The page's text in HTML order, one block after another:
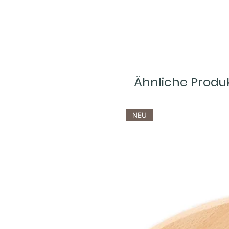
Ähnliche
NEU